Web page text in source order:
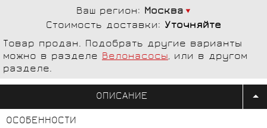
Ваш регион: Москва
Стоимость доставки: Уточняйте
Товар продан. Подобрать другие варианты
можно в разделе Велонасосы, или в другом
разделе.
ОПИСАНИЕ
ОСОБЕННОСТИ